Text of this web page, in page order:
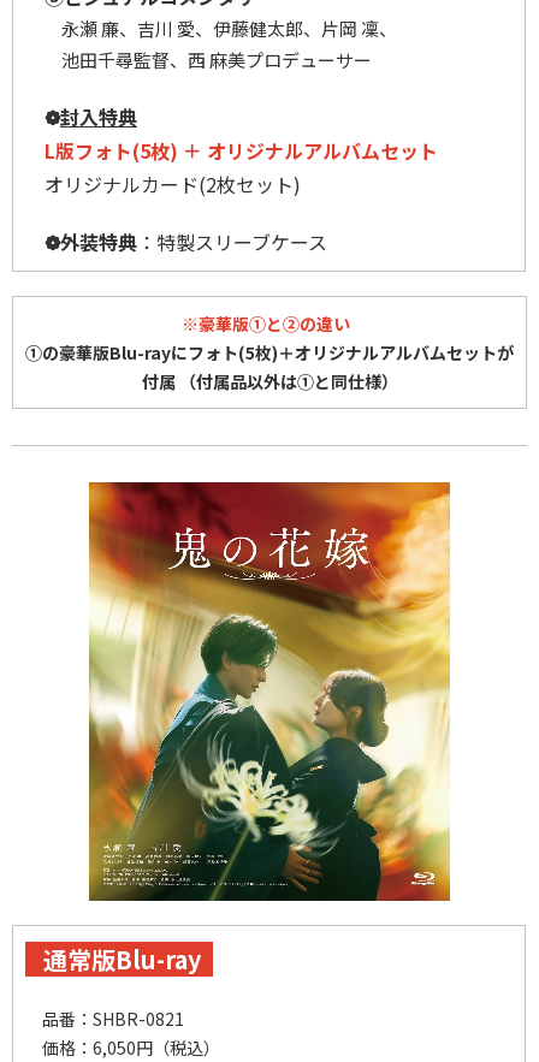
永瀬 廉、吉川 愛、伊藤健太郎、片岡 凜、
池田千尋監督、西 麻美プロデューサー
❁封入特典
L版フォト(5枚) ＋ オリジナルアルバムセット
オリジナルカード(2枚セット)
❁外装特典 ：特製スリーブケース
※豪華版①と②の違い
①の豪華版Blu-rayにフォト(5枚)＋オリジナルアルバムセットが
付属 （付属品以外は①と同仕様）
通常版Blu-ray
品番：SHBR-0821
価格：6,050円（税込）